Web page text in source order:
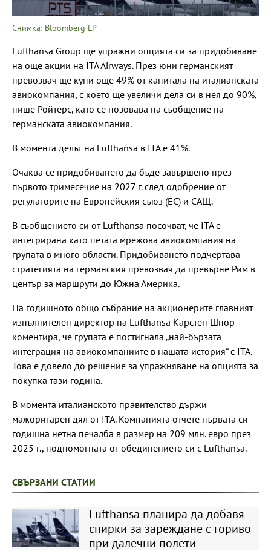
Снимка: Bloomberg LP
Lufthansa Group ще упражни опцията си за придобиване
на още акции на ITA Airways. През юни германският
превозвач ще купи още 49% от капитала на италианската
авиокомпания, с което ще увеличи дела си в нея до 90%,
пише Ройтерс, като се позовава на съобщение на
германската авиокомпания.
В момента делът на Lufthansa в ITA е 41%.
Очаква се придобиването да бъде завършено през
първото тримесечие на 2027 г. след одобрение от
регулаторите на Европейския съюз (ЕС) и САЩ.
В съобщението си от Lufthansa посочват, че ITA е
интегрирана като петата мрежова авиокомпания на
групата в много области. Придобиването подчертава
стратегията на германския превозвач да превърне Рим в
център за маршрути до Южна Америка.
На годишното общо събрание на акционерите главният
изпълнителен директор на Lufthansa Карстен Шпор
коментира, че групата е постигнала „най-бързата
интеграция на авиокомпаниите в нашата история“ с ITA.
Това е довело до решение за упражняване на опцията за
покупка тази година.
В момента италианското правителство държи
мажоритарен дял от ITA. Компанията отчете първата си
годишна нетна печалба в размер на 209 млн. евро през
2025 г., подпомогната от обединението си с Lufthansa.
СВЪРЗАНИ СТАТИИ
Lufthansa планира да добавя
спирки за зареждане с гориво
при далечни полети